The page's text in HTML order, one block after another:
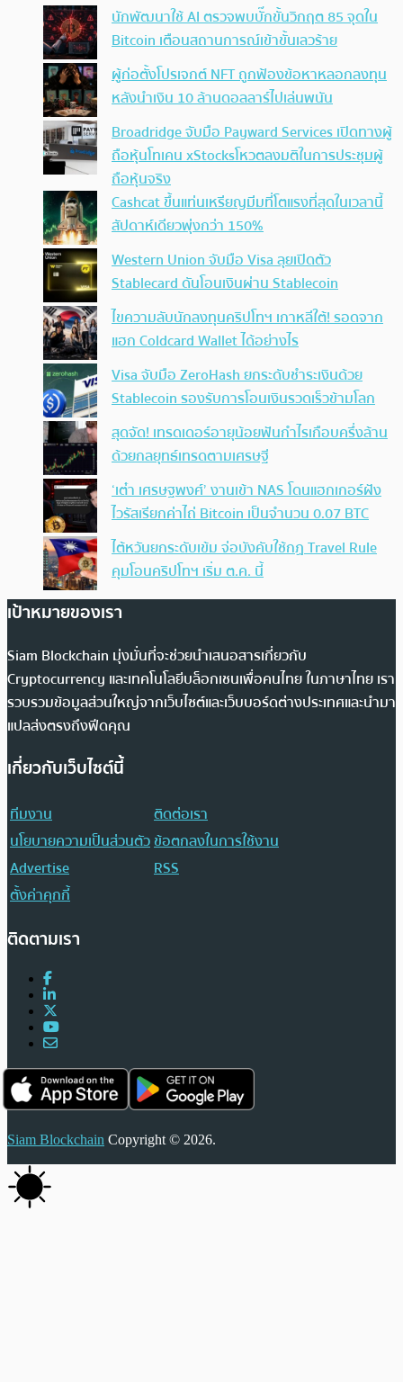
นักพัฒนาใช้ AI ตรวจพบบั๊กขั้นวิกฤต 85 จุดใน
Bitcoin เตือนสถานการณ์เข้าขั้นเลวร้าย
ผู้ก่อตั้งโปรเจกต์ NFT ถูกฟ้องข้อหาหลอกลงทุน
หลังนำเงิน 10 ล้านดอลลาร์ไปเล่นพนัน
Broadridge จับมือ Payward Services เปิดทางผู้
ถือหุ้นโทเคน xStocksโหวตลงมติในการประชุมผู้
ถือหุ้นจริง
Cashcat ขึ้นแท่นเหรียญมีมที่โตแรงที่สุดในเวลานี้
สัปดาห์เดียวพุ่งกว่า 150%
Western Union จับมือ Visa ลุยเปิดตัว
Stablecard ดันโอนเงินผ่าน Stablecoin
ไขความลับนักลงทุนคริปโทฯ เกาหลีใต้! รอดจาก
แฮก Coldcard Wallet ได้อย่างไร
Visa จับมือ ZeroHash ยกระดับชำระเงินด้วย
Stablecoin รองรับการโอนเงินรวดเร็วข้ามโลก
สุดจัด! เทรดเดอร์อายุน้อยฟันกำไรเกือบครึ่งล้าน
ด้วยกลยุทธ์เทรดตามเศรษฐี
‘เต๋า เศรษฐพงศ์’ งานเข้า NAS โดนแฮกเกอร์ฝัง
ไวรัสเรียกค่าไถ่ Bitcoin เป็นจำนวน 0.07 BTC
ไต้หวันยกระดับเข้ม จ่อบังคับใช้กฏ Travel Rule
คุมโอนคริปโทฯ เริ่ม ต.ค. นี้
เป้าหมายของเรา
Siam Blockchain มุ่งมั่นที่จะช่วยนำเสนอสารเกี่ยวกับ
Cryptocurrency และเทคโนโลยีบล็อกเชนเพื่อคนไทย ในภาษาไทย เรา
รวบรวมข้อมูลส่วนใหญ่จากเว็บไซต์และเว็บบอร์ดต่างประเทศและนำมา
แปลส่งตรงถึงฟีดคุณ
เกี่ยวกับเว็บไซต์นี้
ทีมงาน
ติดต่อเรา
นโยบายความเป็นส่วนตัวข้อตกลงในการใช้งาน
Advertise
RSS
ตั้งค่าคุกกี้
ติดตามเรา
Siam Blockchain Copyright © 2026.